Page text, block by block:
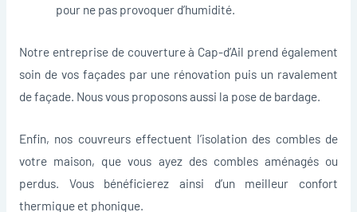
pour ne pas provoquer d’humidité.
Notre entreprise de couverture à Cap-d’Ail prend également
soin de vos façades par une rénovation puis un ravalement
de façade. Nous vous proposons aussi la pose de bardage.
Enfin, nos couvreurs effectuent l’isolation des combles de
votre maison, que vous ayez des combles aménagés ou
perdus. Vous bénéficierez ainsi d’un meilleur confort
thermique et phonique.